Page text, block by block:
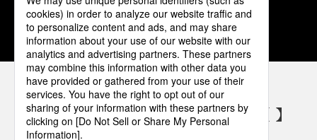
1 2 3 4 5
パナソニックの電気設備 SNSアカウント